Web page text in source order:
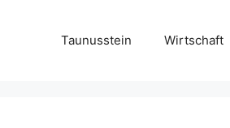
Taunusstein Wirtschaft